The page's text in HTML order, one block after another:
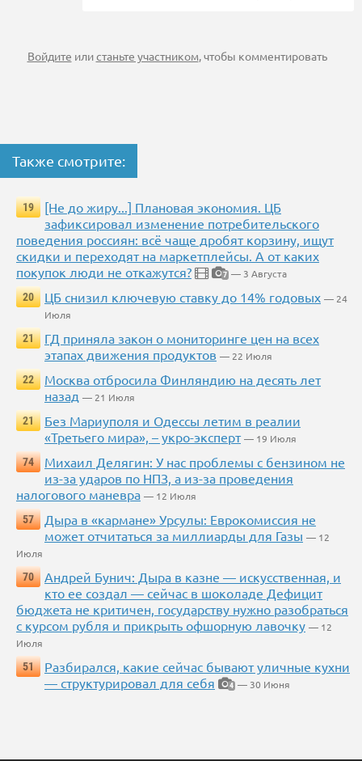
Войдите илистаньте участником, чтобы комментировать
Также смотрите:
19
[Не до жиру...] Плановая экономия. ЦБ
зафиксировал изменение потребительского
поведения россиян: всё чаще дробят корзину, ищут
скидки и переходят на маркетплейсы. А от каких
покупок люди не откажутся?
7 — 3 Августа
20
ЦБ снизил ключевую ставку до 14% годовых — 24
Июля
21
ГД приняла закон о мониторинге цен на всех
этапах движения продуктов — 22 Июля
22
Москва отбросила Финляндию на десять лет
назад — 21 Июля
21
Без Мариуполя и Одессы летим в реалии
«Третьего мира», – укро-эксперт — 19 Июля
74
Михаил Делягин: У нас проблемы с бензином не
из-за ударов по НПЗ, а из-за проведения
налогового маневра — 12 Июля
57
Дыра в «кармане» Урсулы: Еврокомиссия не
может отчитаться за миллиарды для Газы — 12
Июля
70
Андрей Бунич: Дыра в казне — искусственная, и
кто ее создал — сейчас в шоколаде Дефицит
бюджета не критичен, государству нужно разобраться
с курсом рубля и прикрыть офшорную лавочку — 12
Июля
51
Разбирался, какие сейчас бывают уличные кухни
— структурировал для себя
4 — 30 Июня